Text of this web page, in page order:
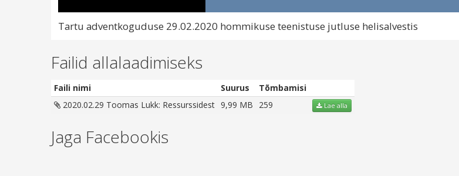
Tartu adventkoguduse 29.02.2020 hommikuse teenistuse jutluse helisalvestis
Failid allalaadimiseks
Faili nimi Suurus
Tõmbamisi
2020.02.29 Toomas Lukk: Ressurssidest 9,99 MB 259 Lae alla
Jaga Facebookis